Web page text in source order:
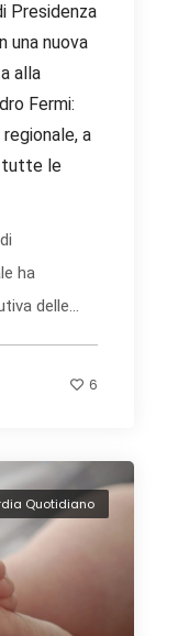
Presidenza
una nuova
alla
Fermi:
a
tutte le
ha
delle...
6
Quotidiano